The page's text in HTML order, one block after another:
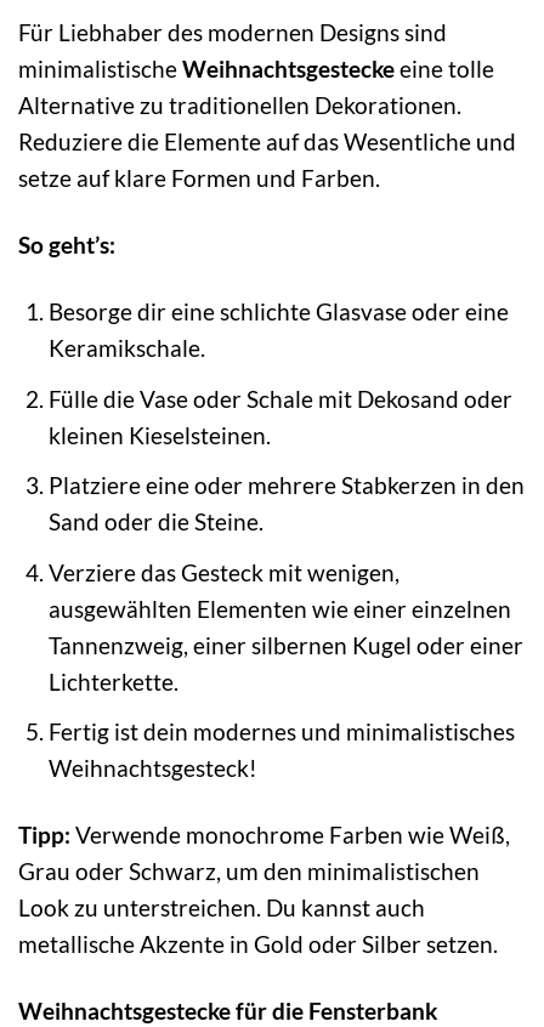
Für Liebhaber des modernen Designs sind
minimalistischeWeihnachtsgesteckeeine tolle
Alternative zu traditionellen Dekorationen.
Reduziere die Elemente auf das Wesentliche und
setze auf klare Formen und Farben.
So geht’s:
Besorge dir eine schlichte Glasvase oder eine
Keramikschale.
Fülle die Vase oder Schale mit Dekosand oder
kleinen Kieselsteinen.
Platziere eine oder mehrere Stabkerzen in den
Sand oder die Steine.
Verziere das Gesteck mit wenigen,
ausgewählten Elementen wie einer einzelnen
Tannenzweig, einer silbernen Kugel oder einer
Lichterkette.
Fertig ist dein modernes und minimalistisches
Weihnachtsgesteck!
Tipp: Verwende monochrome Farben wie Weiß,
Grau oder Schwarz, um den minimalistischen
Look zu unterstreichen. Du kannst auch
metallische Akzente in Gold oder Silber setzen.
Weihnachtsgestecke für die Fensterbank